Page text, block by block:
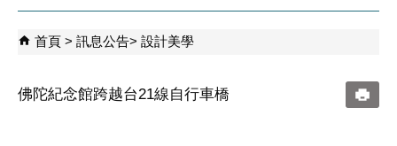
首頁 訊息公告 設計美學
佛陀紀念館跨越台21線自行車橋